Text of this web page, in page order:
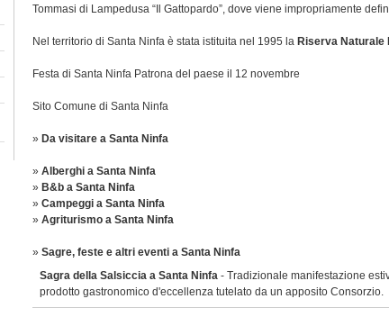
Tommasi di Lampedusa “Il Gattopardo”, dove viene impropriamente
Nel territorio di Santa Ninfa è stata istituita nel 1995 la Riserva Naturale
Festa di Santa Ninfa Patrona del paese il 12 novembre
Sito Comune di Santa Ninfa
» Da visitare a Santa Ninfa
» Alberghi a Santa Ninfa
» B&b a Santa Ninfa
» Campeggi a Santa Ninfa
» Agriturismo a Santa Ninfa
» Sagre, feste e altri eventi a Santa Ninfa
Sagra della Salsiccia a Santa Ninfa - Tradizionale manifestazione
prodotto gastronomico d'eccellenza tutelato da un apposito Consorzio.